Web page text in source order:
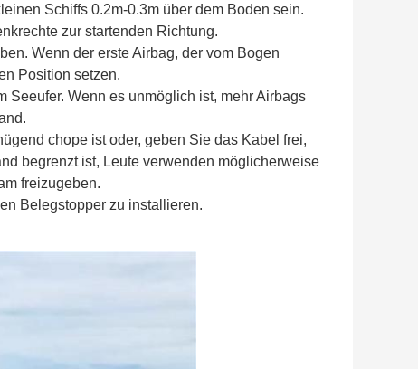
Schiffs 0.2m-0.3m über dem Boden sein.
zur startenden Richtung.
Wenn der erste Airbag, der vom Bogen
Position setzen.
Wenn es unmöglich ist, mehr Airbags
chope ist oder, geben Sie das Kabel frei,
begrenzt ist, Leute verwenden möglicherweise
freizugeben.
Belegstopper zu installieren.